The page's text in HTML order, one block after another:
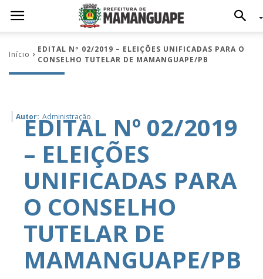
Início
EDITAL Nº 02/2019 – ELEIÇÕES UNIFICADAS PARA O
CONSELHO TUTELAR DE MAMANGUAPE/PB
Autor: Administração
EDITAL Nº 02/2019
– ELEIÇÕES
UNIFICADAS PARA
O CONSELHO
TUTELAR DE
MAMANGUAPE/PB